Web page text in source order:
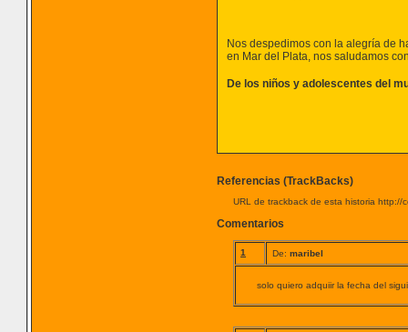
Nos despedimos con la alegría de
en Mar del Plata, nos saludamos
De los niños y adolescentes del
Referencias (TrackBacks)
URL de trackback de esta historia http://
Comentarios
1 De: maribel
solo quiero adquiir la fecha del